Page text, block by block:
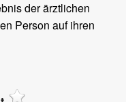
der ärztlichen
Person auf ihren